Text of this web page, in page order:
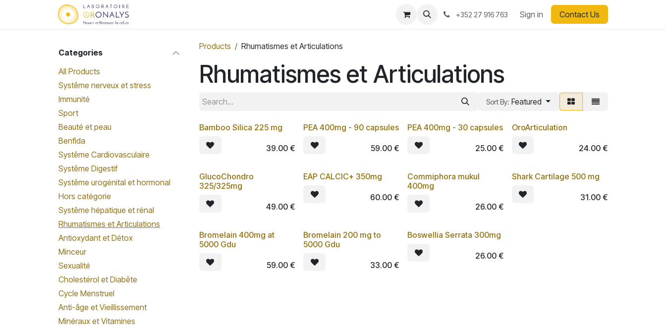
+352 27 916 763 Sign in Contact Us
Categories
All Products
Systême nerveux et stress
Immunité
Sport
Beauté et peau
Benfida
Systême Cardiovasculaire
Systême Digestif
Systême urogénital et hormonal
Hors catégorie
Systême hépatique et rénal
Rhumatismes et Articulations
Antioxydant et Détox
Minceur
Sexualité
Cholestérol et Diabête
Cycle Menstruel
Anti-âge et Vieillissement
Minéraux et Vitamines
Products Rhumatismes et Articulations
Rhumatismes et Articulations
Sort By: Featured
Lot de 3
Bamboo Silica 225 mg
39.00 €
PEA 400mg - 90 capsules
59.00 €
PEA 400mg - 30 capsules
25.00€
OroArticulation
24.00€
GlucoChondro
325/325mg
49.00 €
EAP CALCIC+ 350mg
60.00 € Lot de 3
Commiphora mukul
400mg
26.00€
Lot de 3
Shark Cartilage 500 mg
31.00€
Lot de 3
Bromelain 400mg at
5000 Gdu
59.00 €
Lot de 3
Bromelain 200 mg to
5000 Gdu
33.00 €
Lot de 3
Boswellia Serrata 300mg
26.00€